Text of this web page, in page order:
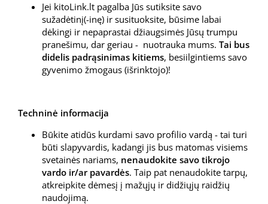
Jei kitoLink.lt pagalba Jūs sutiksite savo
sužadėtinį(-inę) ir susituoksite, būsime labai
dėkingi ir nepaprastai džiaugsimės Jūsų trumpu
pranešimu, dar geriau - nuotrauka mums. Tai bus
didelis padrąsinimas kitiems, besiilgintiems savo
gyvenimo žmogaus (išrinktojo)!
Techninė informacija
Būkite atidūs kurdami savo profilio vardą - tai turi
būti slapyvardis, kadangi jis bus matomas visiems
svetainės nariams, nenaudokite savo tikrojo
vardo ir/ar pavardės. Taip pat nenaudokite tarpų,
atkreipkite dėmesį į mažųjų ir didžiųjų raidžių
naudojimą.